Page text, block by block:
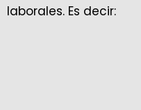
laborales. Es decir: